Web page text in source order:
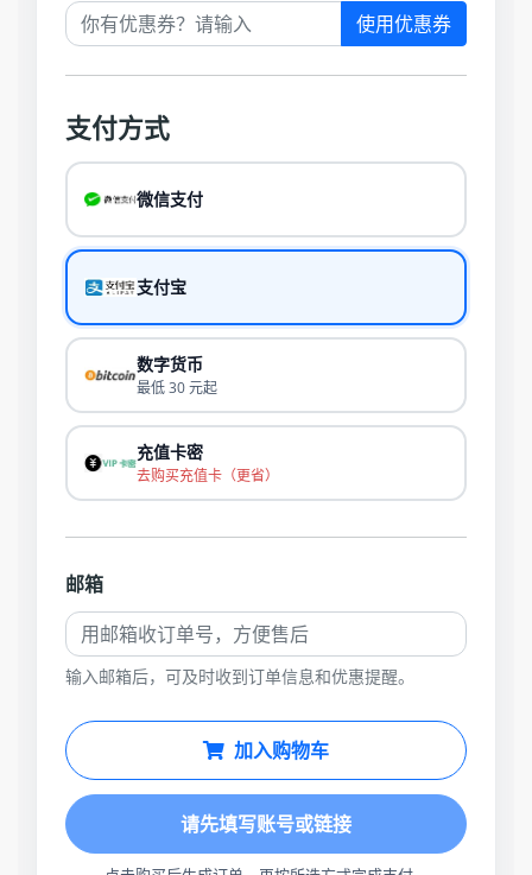
使用优惠券
支付方式
微信支付
支付宝
数字货币
最低 30 元起
充值卡密
去购买充值卡（更省）
邮箱
输入邮箱后，可及时收到订单信息和优惠提醒。
加入购物车
请先填写账号或链接